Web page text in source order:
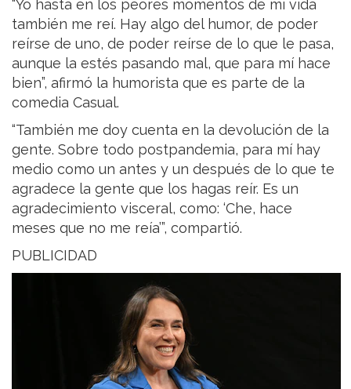
“Yo hasta en los peores momentos de mi vida
también me reí. Hay algo del humor, de poder
reírse de uno, de poder reírse de lo que le pasa,
aunque la estés pasando mal, que para mí hace
bien”, afirmó la humorista que es parte de la
comedia Casual.
“También me doy cuenta en la devolución de la
gente. Sobre todo postpandemia, para mí hay
medio como un antes y un después de lo que te
agradece la gente que los hagas reír. Es un
agradecimiento visceral, como: ‘Che, hace
meses que no me reía’”, compartió.
PUBLICIDAD